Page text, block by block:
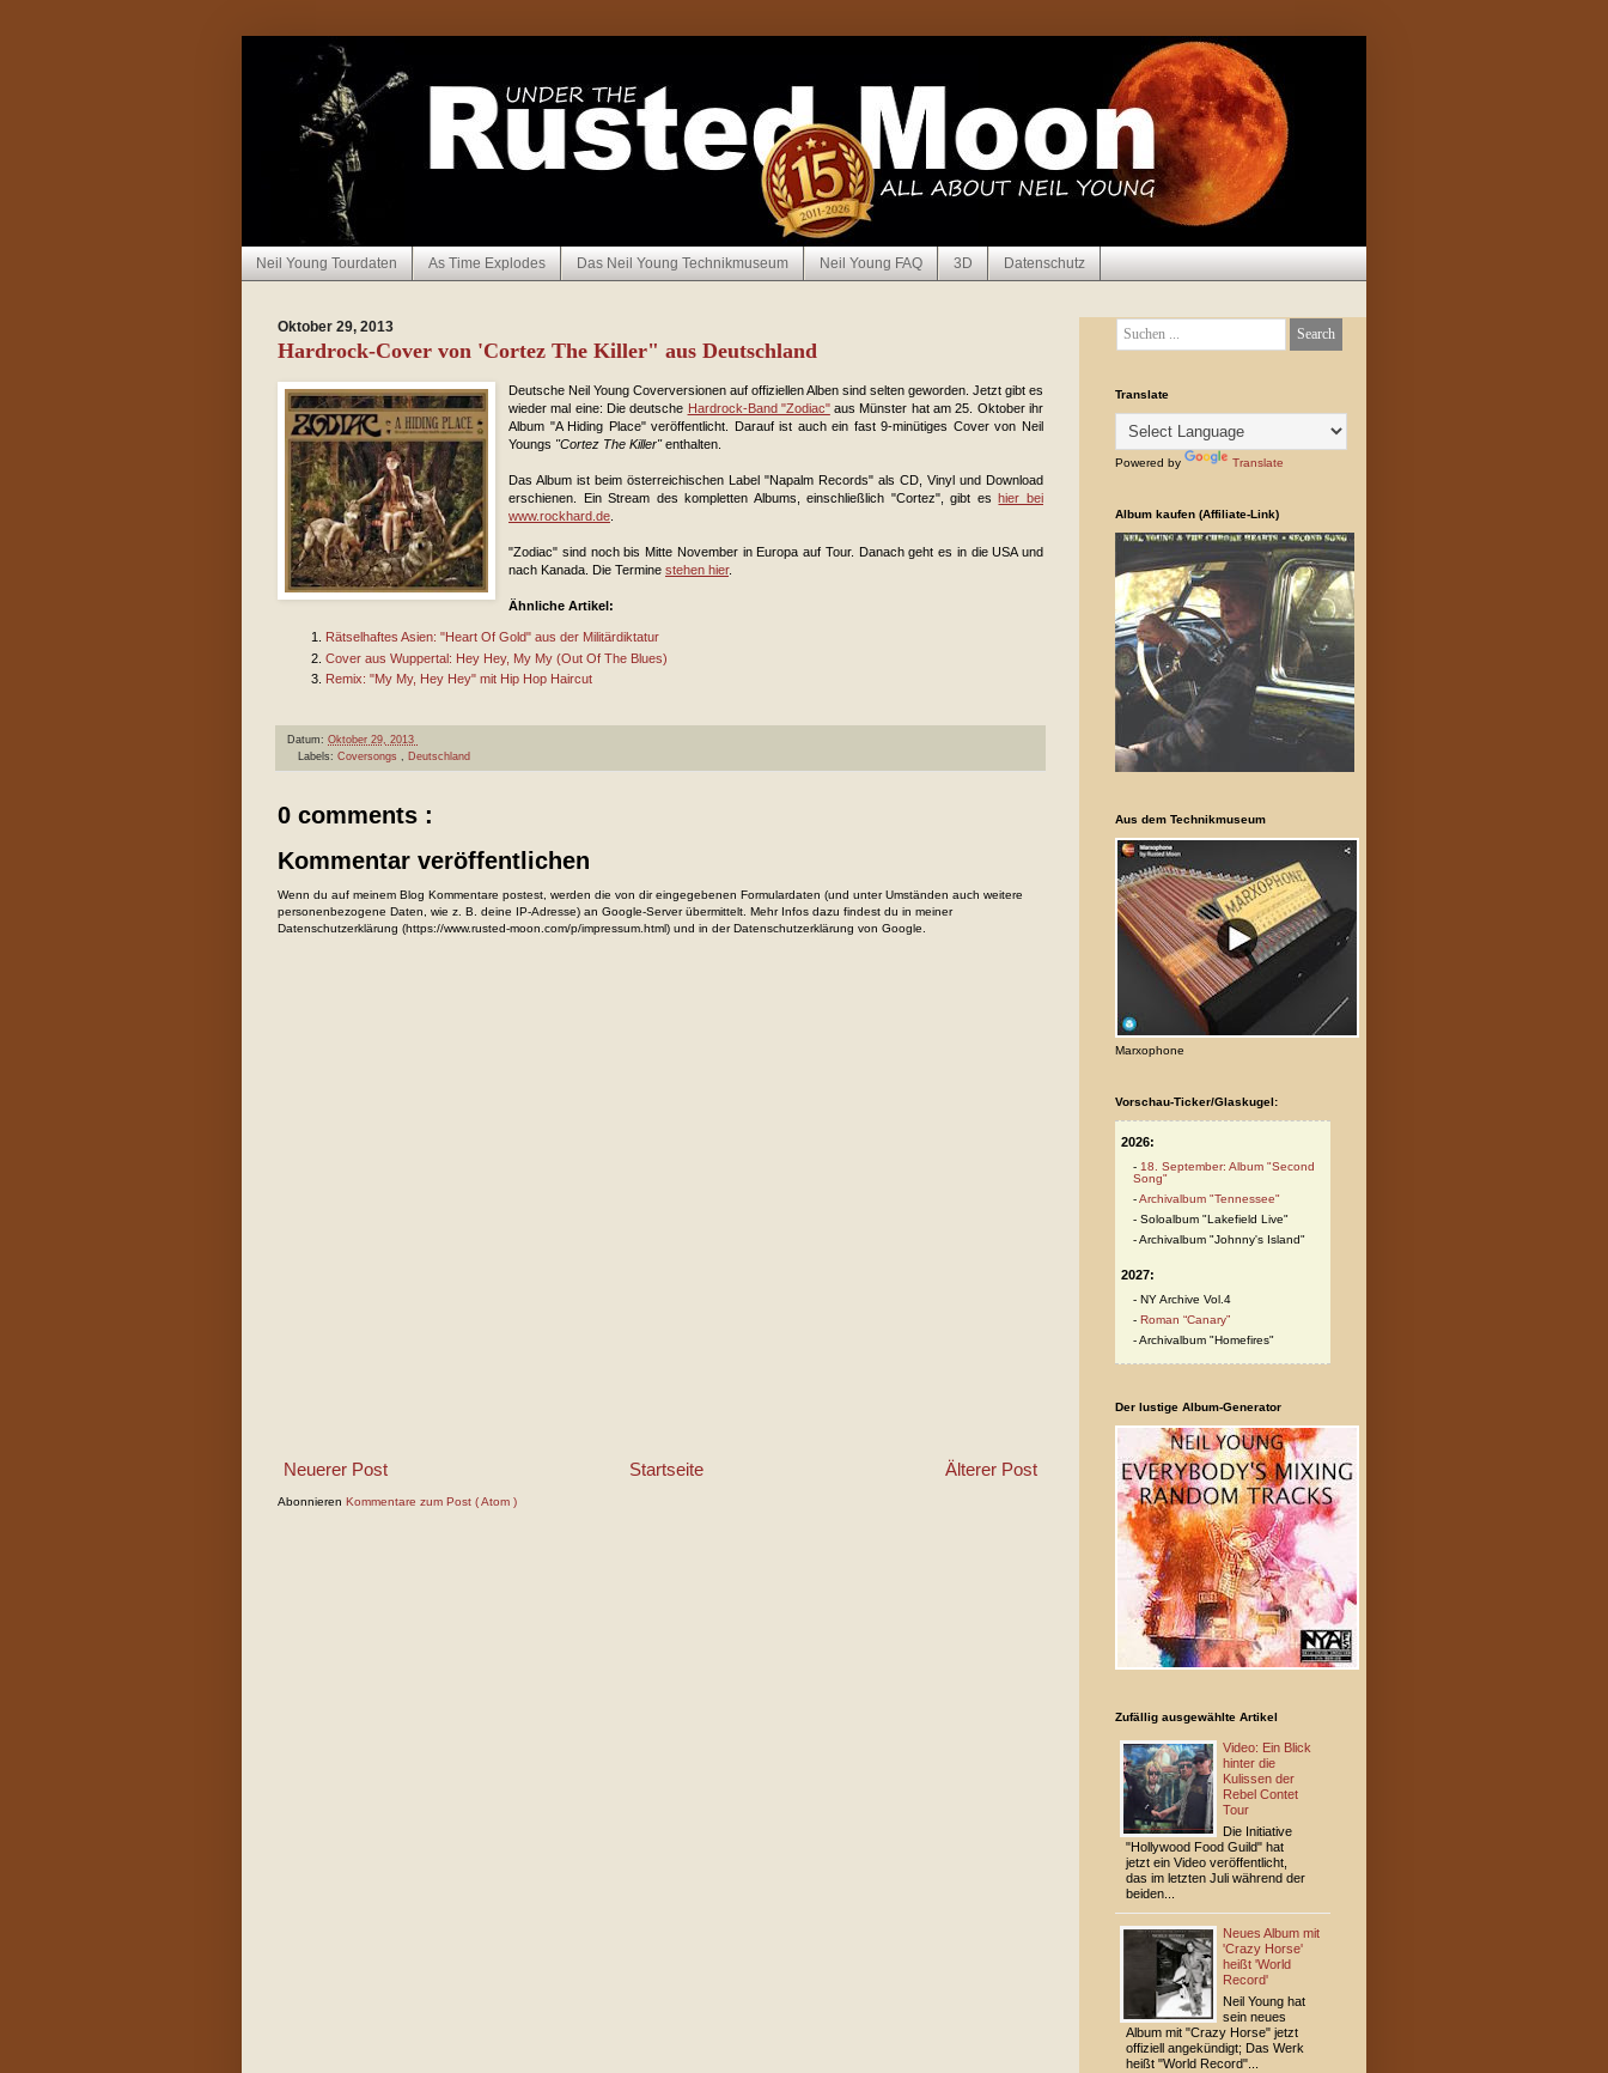
Neil Young Tourdaten As Time Explodes Das Neil Young Technikmuseum Neil Young FAQ 3D Datenschutz
Oktober 29, 2013
Hardrock-Cover von 'Cortez The Killer" aus Deutschland
Deutsche Neil Young Coverversionen auf offiziellen Alben sind selten geworden. Jetzt gibt es
wieder mal eine: Die deutsche Hardrock-Band "Zodiac"aus Münster hat am 25. Oktober ihr
Album "A Hiding Place" veröffentlicht. Darauf ist auch ein fast 9-minütiges Cover von Neil
Youngs "Cortez The Killer"enthalten.
Das Album ist beim österreichischen Label "Napalm Records" als CD, Vinyl und Download
erschienen. Ein Stream des kompletten Albums, einschließlich "Cortez", gibt eshier bei
www.rockhard.de
"Zodiac" sind noch bis Mitte November in Europa auf Tour. Danach geht es in die USA und
nach Kanada. Die Termine stehen hier.
Ähnliche Artikel:
Rätselhaftes Asien: "Heart Of Gold" aus der Militärdiktatur
Cover aus Wuppertal: Hey Hey, My My (Out Of The Blues)
Remix: "My My, Hey Hey" mit Hip Hop Haircut
Datum: Oktober 29, 2013
Labels: Coversongs , Deutschland
0 comments :
Kommentar veröffentlichen
Wenn du auf meinem Blog Kommentare postest, werden die von dir eingegebenen Formulardaten (und unter Umständen auch weitere
personenbezogene Daten, wie z. B. deine IP-Adresse) an Google-Server übermittelt. Mehr Infos dazu findest du in meiner
Datenschutzerklärung (https://www.rusted-moon.com/p/impressum.html) und in der Datenschutzerklärung von Google.
Neuerer Post Älterer Post
Startseite
Abonnieren Kommentare zum Post ( Atom )
Translate
Powered by Translate
Album kaufen (Affiliate-Link)
Aus dem Technikmuseum
Marxophone
Vorschau-Ticker/Glaskugel:
2026:
18. September: Album "Second
Song"
Archivalbum "Tennessee"
Soloalbum "Lakefield Live"
Archivalbum "Johnny's Island"
2027:
NY Archive Vol.4
Roman “Canary”
Archivalbum "Homefires"
Der lustige Album-Generator
Zufällig ausgewählte Artikel
Video: Ein Blick
hinter die
Kulissen der
Rebel Contet
Tour
Die Initiative
"Hollywood Food Guild" hat
jetzt ein Video veröffentlicht,
das im letzten Juli während der
beiden...
Neues Album mit
'Crazy Horse'
heißt 'World
Record'
Neil Young hat
sein neues
Album mit "Crazy Horse" jetzt
offiziell angekündigt; Das Werk
heißt "World Record"...